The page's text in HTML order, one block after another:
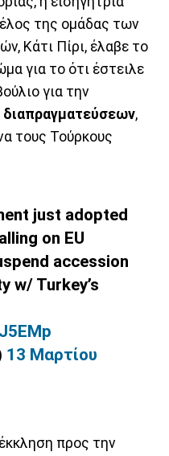
της ομάδας των
Κάτι Πίρι, έλαβε το
για το ότι έστειλε
για την
,
τους Τούρκους
just adopted
on EU
accession
w/ Turkey’s
13 Μαρτίου
προς την